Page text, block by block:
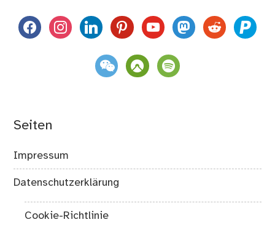
facebookinstagramlinkedinpinterestyoutubemastodon
reddit paypal
weixin komootspotify
Seiten
Impressum
Datenschutzerklärung
Cookie-Richtlinie